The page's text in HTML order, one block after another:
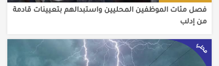
فصل مئات الموظفين المحليين واستبدالهم بتعيينات قادمة
من إدلب
محلي